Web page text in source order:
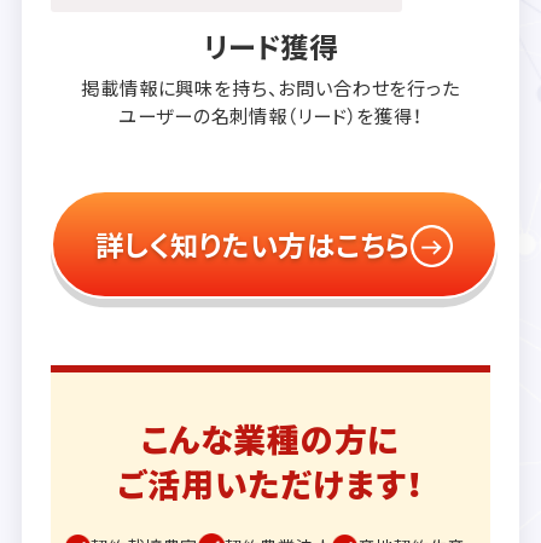
リード獲得
掲載情報に興味を持ち、 お問い合わせを行った
ユーザーの名刺情報（リード）を獲得！
詳しく知りたい方はこちら
こんな業種の方に
ご活用いただけます！